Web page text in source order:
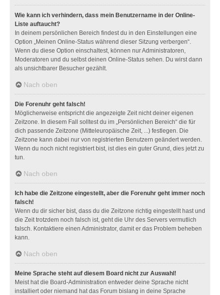
Wie kann ich verhindern, dass mein Benutzername in der Online-
Liste auftaucht?
In deinem persönlichen Bereich findest du in den Einstellungen eine
Option „Meinen Online-Status während dieser Sitzung verbergen“.
Wenn du diese Option einschaltest, können nur Administratoren,
Moderatoren und du selbst deinen Online-Status sehen. Du wirst dann
als unsichtbarer Besucher gezählt.
Nach oben
Die Forenuhr geht falsch!
Möglicherweise entspricht die angezeigte Zeit nicht deiner eigenen
Zeitzone. In diesem Fall solltest du im „Persönlichen Bereich“ die für
dich passende Zeitzone (Mitteleuropäische Zeit, ...) festlegen. Die
Zeitzone kann dabei nur von registrierten Benutzern geändert werden.
Wenn du noch nicht registriert bist, ist dies ein guter Grund, dies jetzt zu
tun.
Nach oben
Ich habe die Zeitzone eingestellt, aber die Forenuhr geht immer noch
falsch!
Wenn du dir sicher bist, dass du die Zeitzone richtig eingestellt hast und
die Zeit trotzdem noch falsch ist, geht die Uhr des Servers vermutlich
falsch. Kontaktiere einen Administrator, damit er das Problem beheben
kann.
Nach oben
Meine Sprache steht auf diesem Board nicht zur Auswahl!
Meist hat die Board-Administration entweder deine Sprache nicht
installiert oder niemand hat das Forum bislang in deine Sprache